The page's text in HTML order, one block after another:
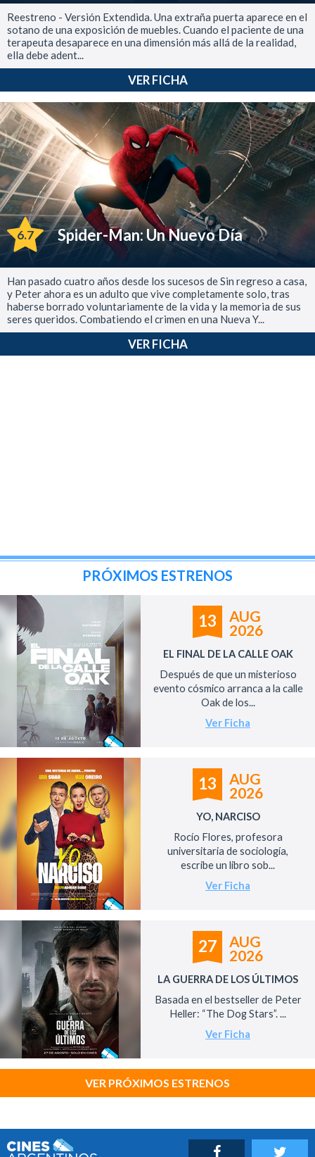
Reestreno - Versión Extendida. Una extraña puerta aparece en el
sotano de una exposición de muebles. Cuando el paciente de una
terapeuta desaparece en una dimensión más allá de la realidad,
ella debe adent...
VER FICHA
6.7 Spider-Man: Un Nuevo Día
Han pasado cuatro años desde los sucesos de Sin regreso a casa,
y Peter ahora es un adulto que vive completamente solo, tras
haberse borrado voluntariamente de la vida y la memoria de sus
seres queridos. Combatiendo el crimen en una Nueva Y...
VER FICHA
PRÓXIMOS ESTRENOS
13
AUG
2026
EL FINAL DE LA CALLE OAK
Después de que un misterioso
evento cósmico arranca a la calle
Oak de los...
Ver Ficha
13
AUG
2026
YO, NARCISO
Rocío Flores, profesora
universitaria de sociología,
escribe un libro sob...
Ver Ficha
27
AUG
2026
LA GUERRA DE LOS ÚLTIMOS
Basada en el bestseller de Peter
Heller: “The Dog Stars”. ...
Ver Ficha
VER PRÓXIMOS ESTRENOS